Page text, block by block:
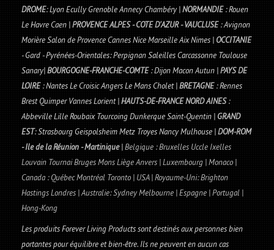
DROME: Lyon Ecully Grenoble Annecy Chambéry |NORMANDIE: Rouen
Le Havre Caen |PROVENCE ALPES - COTE D'AZUR - VAUCLUSE: Avignon
Morière Salon de Provence Cannes Nice Marseille Aix Nimes |OCCITANIE
- Gard - Pyrénées-Orientales: Perpignan Saleilles Carcassonne Toulouse
Sanary|BOURGOGNE-FRANCHE-COMTE: Dijon Macon Autun |PAYS DE
LOIRE: Nantes Le Croisic Angers Le Mans Cholet |BRETAGNE: Rennes
Brest Quimper Vannes Lorient |HAUTS-DE-FRANCE NORD AINES:
Abbeville Lille Roubaix Tourcoing Dunkerque Saint-Quentin |GRAND
EST: Strasbourg Geispolsheim Metz Troyes Nancy Mulhouse |DOM-ROM
- Ile de la Réunion - Martinique|Belgique : Bruxelles Uccle Ixelles
Louvain Tournai Bruges Mons Liège Anvers | Luxembourg | Monaco |
Canada : Québec Montréal Toronto | USA | Royaume-Uni: Brighton
Hastings Londres | Australie: Sydney Melbourne | Espagne | Portugal |
Hong-Kong
Les produits Forever Living Products sont destinés aux personnes bien
portantes pour équilibre et bien-être. Ils ne peuvent en aucun cas